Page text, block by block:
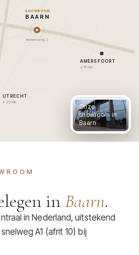
AMERSFOORT
± 15 min
UTRECHT
± 25 min
SHOWROOM
BAARN
Hermesweg 2
Onze
showroom in
Baarn
in Baarn.
in Nederland, uitstekend
A1 (afrit 10) bij